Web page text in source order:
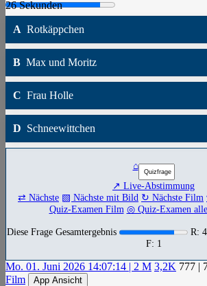
A Rotkäppchen
B Max und Moritz
C Frau Holle
D Schneewittchen
⌂
↗ Live-Abstimmung
⇄ Nächste ▧ Nächste mit Bild ↻ Nächste Film
Quiz-Examen Film ◎ Quiz-Examen alle
Diese Frage Gesamtergebnis
R:
F: 1
Mo. 01. Juni 2026 14:07:14 | 2 M 3,2K 777 |
Film
App Ansicht